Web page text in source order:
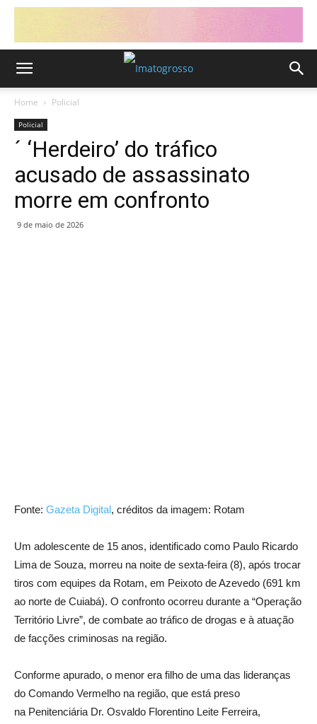
Home Policial
Policial
´ ‘Herdeiro’ do tráfico
acusado de assassinato
morre em confronto
9 de maio de 2026
Fonte: Gazeta Digital, créditos da imagem: Rotam
Um adolescente de 15 anos, identificado como Paulo Ricardo
Lima de Souza, morreu na noite de sexta-feira (8), após trocar
tiros com equipes da Rotam, em Peixoto de Azevedo (691 km
ao norte de Cuiabá). O confronto ocorreu durante a “Operação
Território Livre”, de combate ao tráfico de drogas e à atuação
de facções criminosas na região.
Conforme apurado, o menor era filho de uma das lideranças
do Comando Vermelho na região, que está preso
na Penitenciária Dr. Osvaldo Florentino Leite Ferreira,